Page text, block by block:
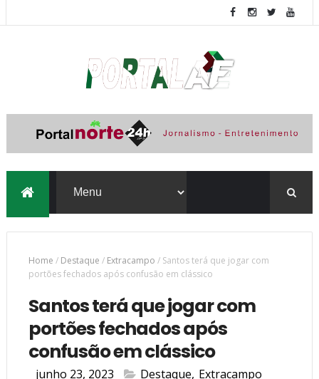
Home / Destaque / Extracampo / Santos terá que jogar com
portões fechados após confusão em clássico
Santos terá que jogar com
portões fechados após
confusão em clássico
junho 23, 2023 Destaque, Extracampo